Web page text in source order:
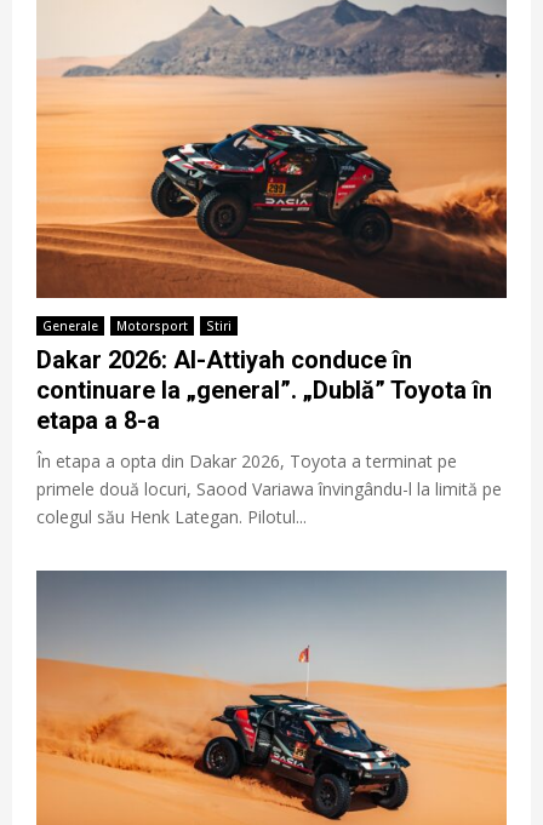
Generale Motorsport Stiri
Dakar 2026: Al-Attiyah conduce în
continuare la „general”. „Dublă” Toyota în
etapa a 8-a
În etapa a opta din Dakar 2026, Toyota a terminat pe
primele două locuri, Saood Variawa învingându-l la limită pe
colegul său Henk Lategan. Pilotul...